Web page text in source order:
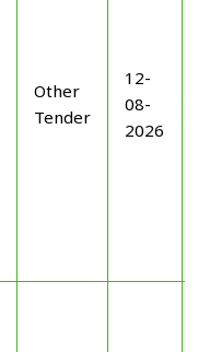
Other
Tender
12-
08-
2026